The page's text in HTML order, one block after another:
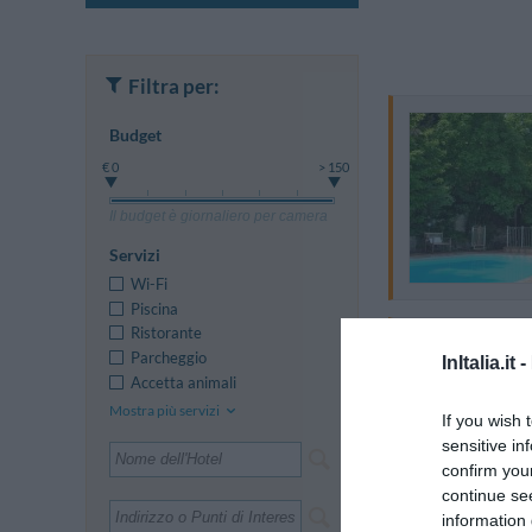
InItalia.it -
If you wish
sensitive
confirm
continue
information
Filtra per:
Budget
€ 0 > 150
Il budget è giornaliero per camera
Servizi
Wi-Fi
Piscina
Ristorante
Parcheggio
Accetta animali
Mostra più servizi